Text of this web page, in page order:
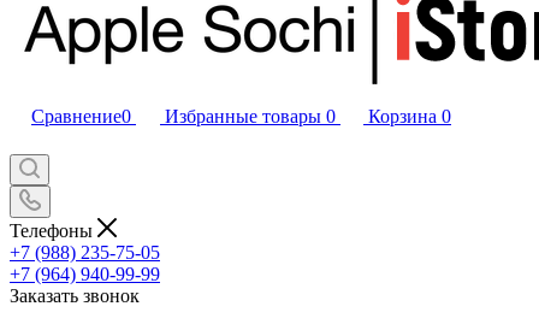
Сравнение0 Избранные товары 0 Корзина 0
Телефоны
+7 (988) 235-75-05
+7 (964) 940-99-99
Заказать звонок